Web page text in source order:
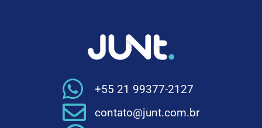
+55 21 99377-2127
contato@junt.com.br